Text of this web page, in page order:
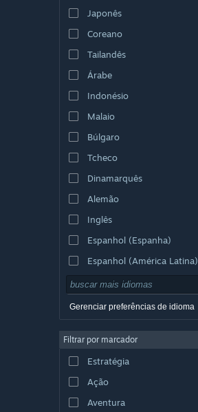
Japonês
Coreano
Tailandês
Árabe
Indonésio
Malaio
Búlgaro
Tcheco
Dinamarquês
Alemão
Inglês
Espanhol (Espanha)
Espanhol (América Latina)
Gerenciar preferências de idioma
Filtrar por marcador
Estratégia
Ação
Aventura